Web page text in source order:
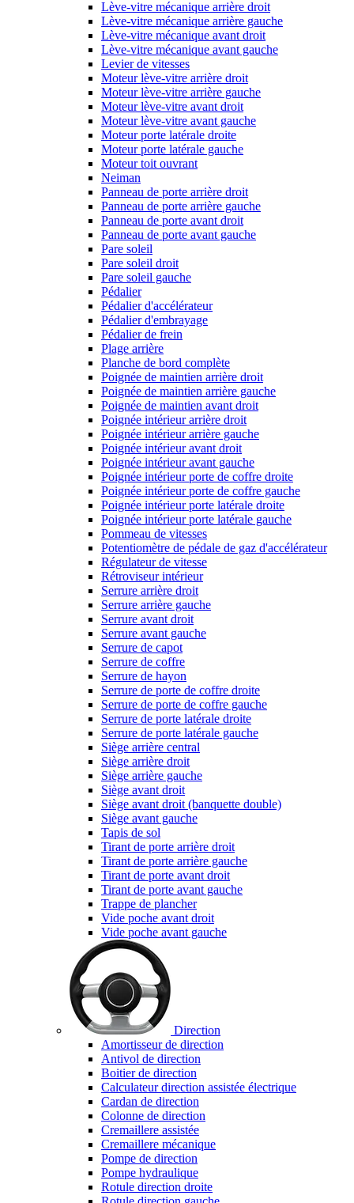
Lève-vitre mécanique arrière droit
Lève-vitre mécanique arrière gauche
Lève-vitre mécanique avant droit
Lève-vitre mécanique avant gauche
Levier de vitesses
Moteur lève-vitre arrière droit
Moteur lève-vitre arrière gauche
Moteur lève-vitre avant droit
Moteur lève-vitre avant gauche
Moteur porte latérale droite
Moteur porte latérale gauche
Moteur toit ouvrant
Neiman
Panneau de porte arrière droit
Panneau de porte arrière gauche
Panneau de porte avant droit
Panneau de porte avant gauche
Pare soleil
Pare soleil droit
Pare soleil gauche
Pédalier
Pédalier d'accélérateur
Pédalier d'embrayage
Pédalier de frein
Plage arrière
Planche de bord complète
Poignée de maintien arrière droit
Poignée de maintien arrière gauche
Poignée de maintien avant droit
Poignée intérieur arrière droit
Poignée intérieur arrière gauche
Poignée intérieur avant droit
Poignée intérieur avant gauche
Poignée intérieur porte de coffre droite
Poignée intérieur porte de coffre gauche
Poignée intérieur porte latérale droite
Poignée intérieur porte latérale gauche
Pommeau de vitesses
Potentiomètre de pédale de gaz d'accélérateur
Régulateur de vitesse
Rétroviseur intérieur
Serrure arrière droit
Serrure arrière gauche
Serrure avant droit
Serrure avant gauche
Serrure de capot
Serrure de coffre
Serrure de hayon
Serrure de porte de coffre droite
Serrure de porte de coffre gauche
Serrure de porte latérale droite
Serrure de porte latérale gauche
Siège arrière central
Siège arrière droit
Siège arrière gauche
Siège avant droit
Siège avant droit (banquette double)
Siège avant gauche
Tapis de sol
Tirant de porte arrière droit
Tirant de porte arrière gauche
Tirant de porte avant droit
Tirant de porte avant gauche
Trappe de plancher
Vide poche avant droit
Vide poche avant gauche
Direction
Amortisseur de direction
Antivol de direction
Boitier de direction
Calculateur direction assistée électrique
Cardan de direction
Colonne de direction
Cremaillere assistée
Cremaillere mécanique
Pompe de direction
Pompe hydraulique
Rotule direction droite